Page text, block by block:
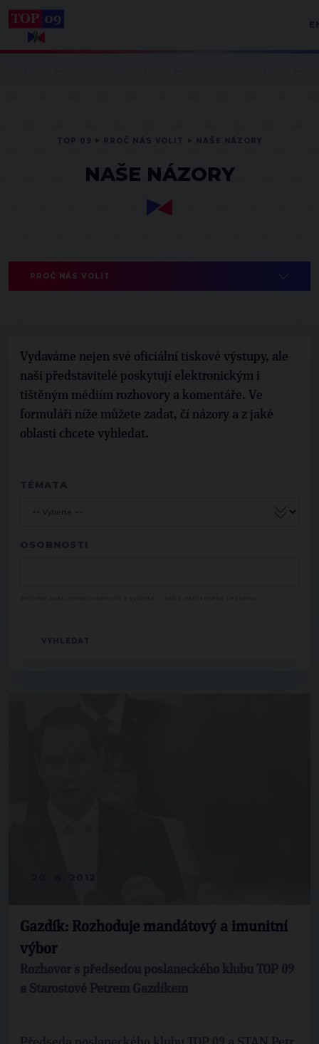
NAŠE NÁZORY
PROČ NÁS VOLIT
Vydaváme nejen své oficiální tiskové výstupy, ale
naši představitelé poskytují elektronickým i
tištěným médiím rozhovory a komentáře. Ve
formuláři níže můžete zadat, čí názory a z jaké
oblasti chcete vyhledat.
TÉMATA
OSOBNOSTI
Gazdík: Rozhoduje mandátový a imunitní
výbor
Rozhovor s předsedou poslaneckého klubu TOP 09
a Starostové Petrem Gazdíkem